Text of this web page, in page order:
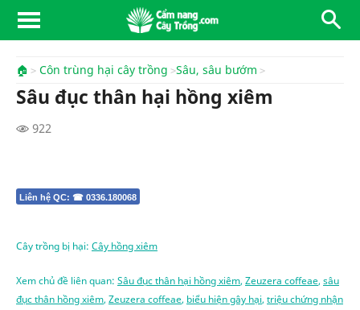
🏠 Côn trùng hại cây trồng Sâu, sâu bướm
Sâu đục thân hại hồng xiêm
922
Liên hệ QC: ☎ 0336.180068
Cây trồng bị hại: Cây hồng xiêm
Xem chủ đề liên quan: Sâu đục thân hại hồng xiêm, Zeuzera coffeae, sâu
đục thân hồng xiêm, Zeuzera coffeae, biểu hiện gây hại, triệu chứng nhận